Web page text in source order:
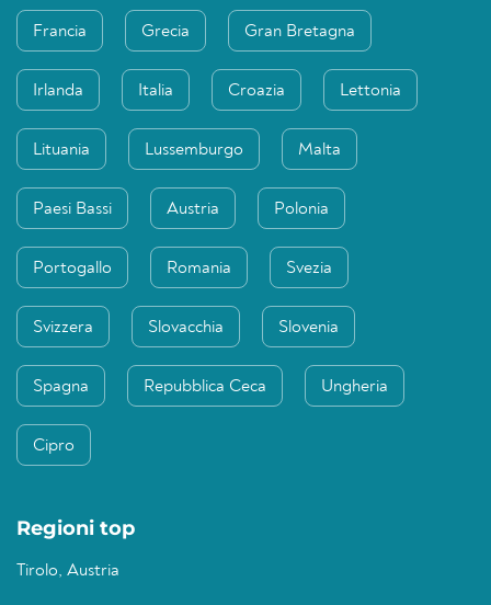
Francia Grecia Gran Bretagna
Irlanda Italia Croazia Lettonia
Lituania Lussemburgo Malta
Paesi Bassi Austria Polonia
Portogallo Romania Svezia
Svizzera Slovacchia Slovenia
Spagna Repubblica Ceca Ungheria
Cipro
Regioni top
Tirolo, Austria